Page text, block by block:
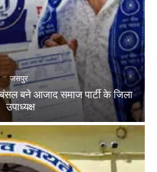
जसपुर
बने आजाद समाज पार्टी के जिला
उपाध्यक्ष